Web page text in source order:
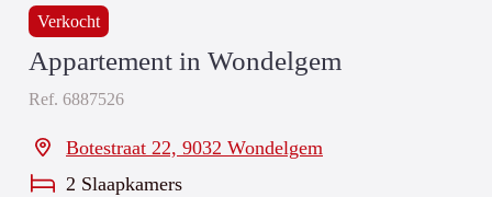
Verkocht
Appartement in Wondelgem
Ref. 6887526
Botestraat 22, 9032 Wondelgem
2 Slaapkamers